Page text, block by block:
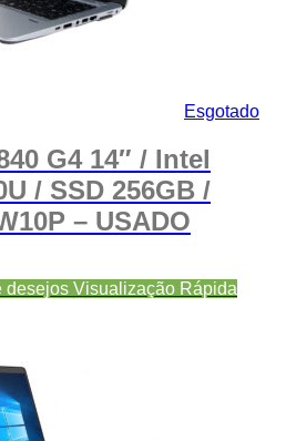
Esgotado
G4 14″ / Intel
/ SSD 256GB /
– USADO
desejos Visualização Rápida